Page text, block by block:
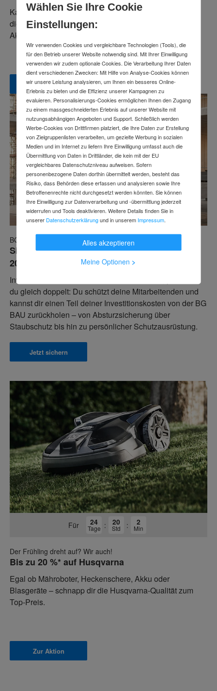
Kaufe ein 18 V FLEX Akku Produkt*, registriere dich für
die 3-Jahres-Garantie und erhalte ein
Akkupack!
Zur Aktion
BG-Bau Arbeitsschutzprämien
Sichere dir die einfache Förderung bis zu
20.000 €!
Investierst du in die Sicherheit deines Teams, profitierst
du gleich doppelt: Du schützt deine Mitarbeitenden und
kannst dir einen Teil deiner Investitionskosten von der BG
BAU zurückholen – von Absturzsicherung über
Staubschutz bis hin zu persönlicher Schutzausrüstung.
Jetzt sichern
Für 24
Tage : 20
Std : 2
Min
Der Frühling dreht auf? Wir auch!
Bis zu 20 %* auf Husqvarna
Egal ob Mähroboter, Heckenschere, Akku oder
Blasgeräte – schnapp dir die Husqvarna-Qualität zum
Top-Preis.
Zur Aktion
Wählen Sie Ihre Cookie
Einstellungen:
Wir verwenden Cookies und vergleichbare Technologien (Tools), die
für den Betrieb unserer Website notwendig sind. Mit Ihrer Einwilligung
verwenden wir zudem optionale Cookies. Die Verarbeitung Ihrer Daten
dient verschiedenen Zwecken: Mit Hilfe von Analyse-Cookies können
wir unsere Leistung analysieren, um Ihnen ein besseres Online-
Erlebnis zu bieten und die Effizienz unserer Kampagnen zu
evaluieren. Personalisierungs-Cookies ermöglichen Ihnen den Zugang
zu einem massgeschneiderten Erlebnis auf unserer Website mit
nutzungsabhängigen Angeboten und Support. Schließlich werden
Werbe-Cookies von Drittfirmen platziert, die Ihre Daten zur Erstellung
von Zielgruppenlisten verarbeiten, um gezielte Werbung in sozialen
Medien und im Internet zu liefern Ihre Einwilligung umfasst auch die
Übermittlung von Daten in Drittländer, die kein mit der EU
vergleichbares Datenschutzniveau aufweisen. Sofern
personenbezogene Daten dorthin übermittelt werden, besteht das
Risiko, dass Behörden diese erfassen und analysieren sowie Ihre
Betroffenenrechte nicht durchgesetzt werden könnten. Sie können
Ihre Einwilligung zur Datenverarbeitung und -übermittlung jederzeit
widerrufen und Tools deaktivieren. Weitere Details finden Sie in
unserer Datenschutzerklärungund in unserem Impressum.
Alles akzeptieren
Meine Optionen >